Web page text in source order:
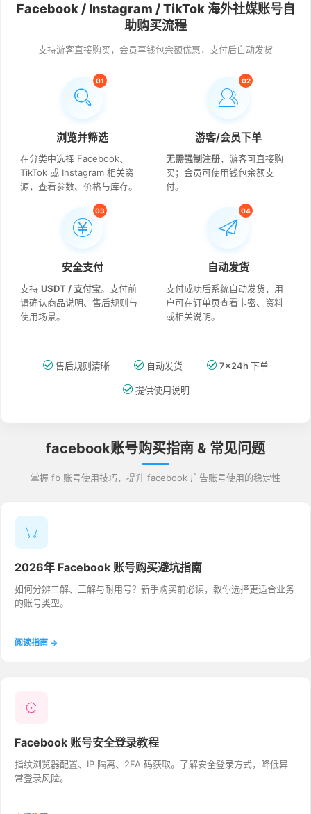
Facebook / Instagram / TikTok 海外社媒账号自
助购买流程
支持游客直接购买，会员享钱包余额优惠，支付后自动发货
01
浏览并筛选
在分类中选择 Facebook、
TikTok 或 Instagram 相关资
源，查看参数、价格与库存。
02
游客/会员下单
无需强制注册，游客可直接购
买；会员可使用钱包余额支
付。
03
安全支付
支持 USDT / 支付宝。支付前
请确认商品说明、售后规则与
使用场景。
04
自动发货
支付成功后系统自动发货，用
户可在订单页查看卡密、资料
或相关说明。
售后规则清晰 自动发货 7×24h 下单
提供使用说明
facebook账号购买指南 & 常见问题
掌握 fb 账号使用技巧，提升 facebook 广告账号使用的稳定性
2026年 Facebook 账号购买避坑指南
如何分辨二解、三解与耐用号？新手购买前必读，教你选择更适合业务
的账号类型。
阅读指南 →
Facebook 账号安全登录教程
指纹浏览器配置、IP 隔离、2FA 码获取。了解安全登录方式，降低异
常登录风险。